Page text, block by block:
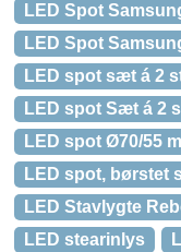
LED Spot
LED Spot
LED spot sæt á 2
LED spot Sæt á 2
LED spot Ø70/55
LED spot, børstet
LED Stavlygte
LED stearinlys